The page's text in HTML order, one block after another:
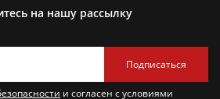
на нашу рассылку
Подписаться
и согласен с условиями